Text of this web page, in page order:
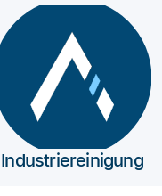
Industriereinigung